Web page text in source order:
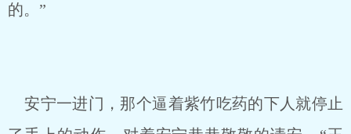
的。”
安宁一进门，那个逼着紫竹吃药的下人就停止